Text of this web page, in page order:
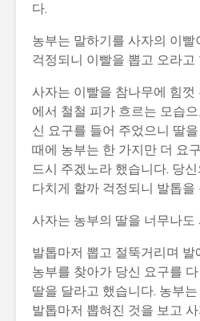
다.
농부는 말하기를 사자의 이
걱정되니 이빨을 뽑고 오라고
사자는 이빨을 참나무에 힘껏
에서 철철 피가 흐르는 모습
신 요구를 들어 주었으니 딸
때에 농부는 한 가지만 더 요
드시 주겠노라 했습니다. 당
다치게 할까 걱정되니 발톱을
사자는 농부의 딸을 너무나도
발톱마저 뽑고 절뚝거리며 발
농부를 찾아가 당신 요구를
딸을 달라고 했습니다. 농부
발톱마저 뽑혀진 것을 보고